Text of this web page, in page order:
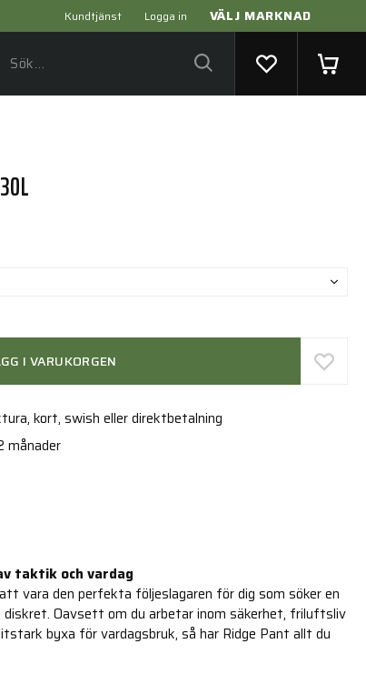
Kundtjänst Logga in VÄLJ MARKNAD
I VARUKORGEN
kort, swish eller direktbetalning
månader
taktik och vardag
vara den perfekta följeslagaren för dig som söker en
diskret. Oavsett om du arbetar inom säkerhet, friluftsliv
byxa för vardagsbruk, så har Ridge Pant allt du